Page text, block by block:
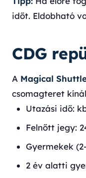
időt. Eldobható
CDG
A Magical
csomagteret
Utazási idő:
Felnőtt jegy:
Gyermekek
2 év alatti